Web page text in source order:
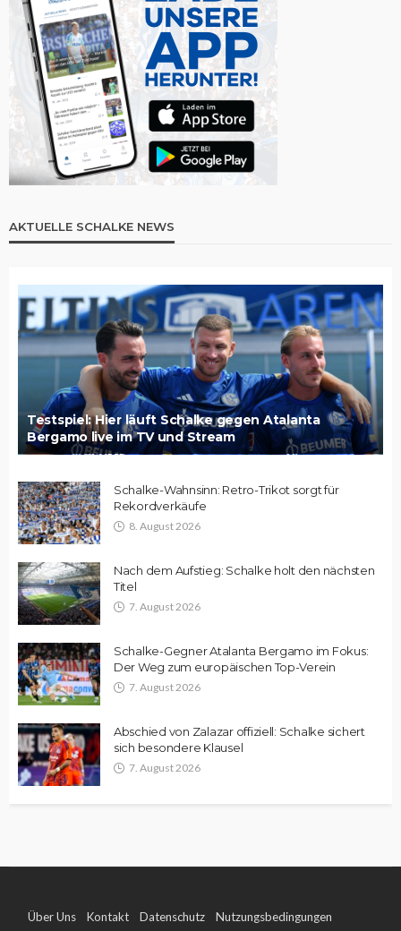
AKTUELLE SCHALKE NEWS
Testspiel: Hier läuft Schalke gegen Atalanta
Bergamo live im TV und Stream
Schalke-Wahnsinn: Retro-Trikot sorgt für
Rekordverkäufe
8. August 2026
Nach dem Aufstieg: Schalke holt den nächsten
Titel
7. August 2026
Schalke-Gegner Atalanta Bergamo im Fokus:
Der Weg zum europäischen Top-Verein
7. August 2026
Abschied von Zalazar offiziell: Schalke sichert
sich besondere Klausel
7. August 2026
Über Uns Kontakt Datenschutz Nutzungsbedingungen